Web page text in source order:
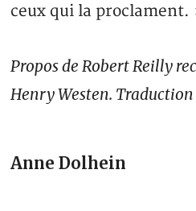
ceux qui la proclament.
Propos de Robert Reilly
Henry Westen. Traduction
Anne Dolhein